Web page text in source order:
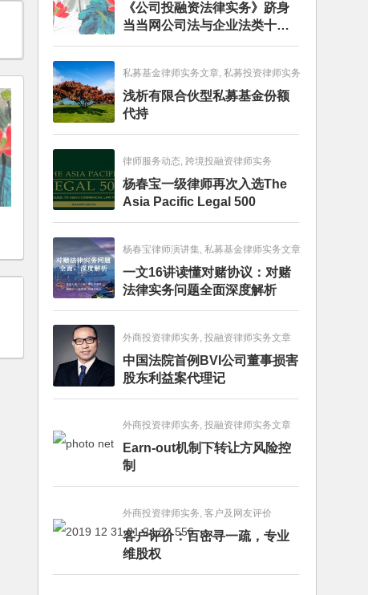
《公司投融资法律实务》跻身
当当网公司法与企业法类十大
畅销图书榜
私募基金律师实务文章, 私募投资律师实务
浅析有限合伙型私募基金份额
代持
律师服务动态, 跨境投融资律师实务
杨春宝一级律师再次入选The
Asia Pacific Legal 500
杨春宝律师演讲集, 私募基金律师实务文章
一文16讲读懂对赌协议：对赌
法律实务问题全面深度解析
外商投资律师实务, 投融资律师实务文章
中国法院首例BVI公司董事损害
股东利益案代理记
外商投资律师实务, 投融资律师实务文章
Earn-out机制下转让方风险控
制
外商投资律师实务, 客户及网友评价
客户评价：百密寻一疏，专业
维股权